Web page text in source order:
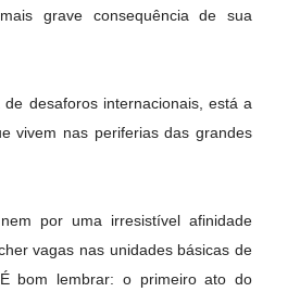
grave consequência de sua
desaforos internacionais, está a
vivem nas periferias das grandes
por uma irresistível afinidade
vagas nas unidades básicas de
bom lembrar: o primeiro ato do